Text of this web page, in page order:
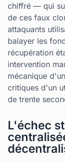
chiffré — qui
de ces faux
attaquants
balayer les
récupération
intervention
mécanique
critiques d'un
de trente
L'échec